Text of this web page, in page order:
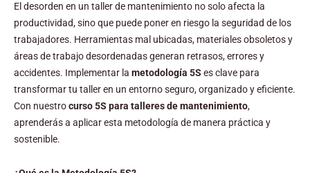
El desorden en un taller de mantenimiento no solo afecta la
productividad, sino que puede poner en riesgo la seguridad de los
trabajadores. Herramientas mal ubicadas, materiales obsoletos y
áreas de trabajo desordenadas generan retrasos, errores y
accidentes. Implementar la metodología 5S es clave para
transformar tu taller en un entorno seguro, organizado y eficiente.
Con nuestrocurso 5S para talleres de mantenimiento,
aprenderás a aplicar esta metodología de manera práctica y
sostenible.